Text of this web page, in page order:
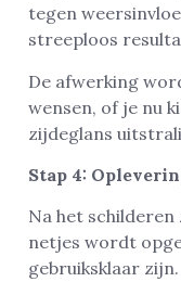
tegen
streeploos
De afwerking
wensen, of je nu
zijdeglans
Stap 4:
Na het
netjes wordt
gebruiksklaar